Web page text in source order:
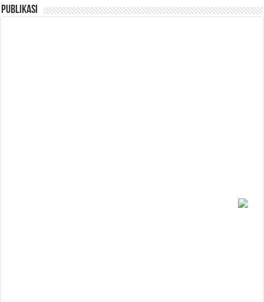
Publikasi